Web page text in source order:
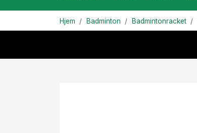
Hjem Badminton Badmintonracket